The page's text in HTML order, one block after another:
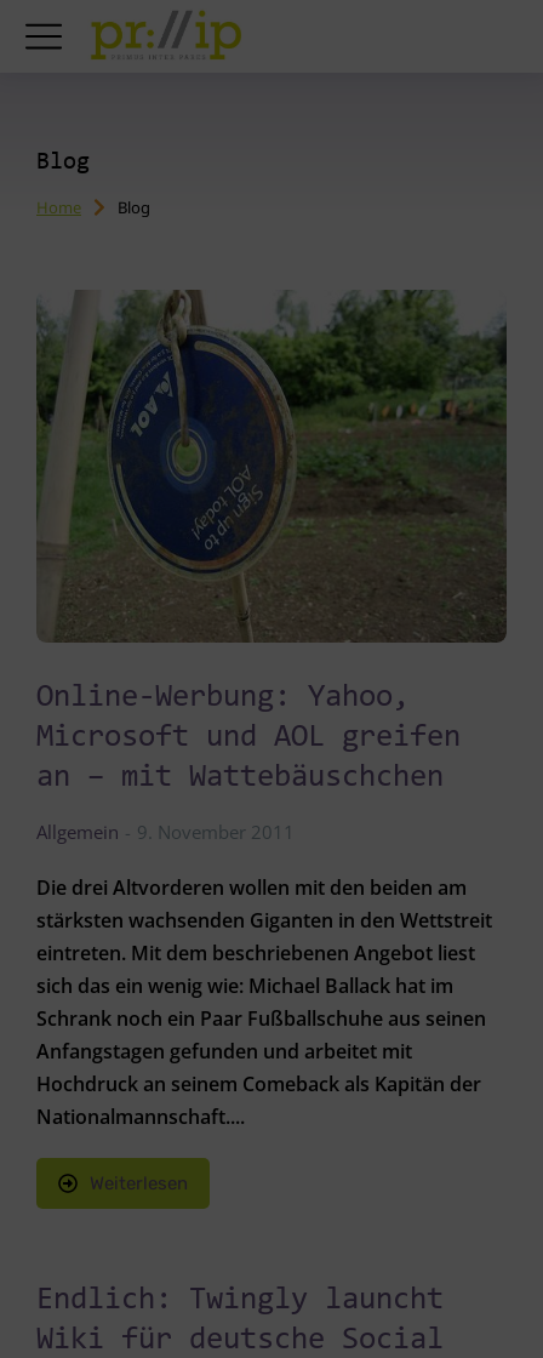
Blog
You are here:
Home Blog
Online-Werbung: Yahoo,
Microsoft und AOL greifen
an – mit Wattebäuschchen
Allgemein 9. November 2011
Die drei Altvorderen wollen mit den beiden am
stärksten wachsenden Giganten in den Wettstreit
eintreten. Mit dem beschriebenen Angebot liest
sich das ein wenig wie: Michael Ballack hat im
Schrank noch ein Paar Fußballschuhe aus seinen
Anfangstagen gefunden und arbeitet mit
Hochdruck an seinem Comeback als Kapitän der
Nationalmannschaft....
Weiterlesen
Endlich: Twingly launcht
Wiki für deutsche Social